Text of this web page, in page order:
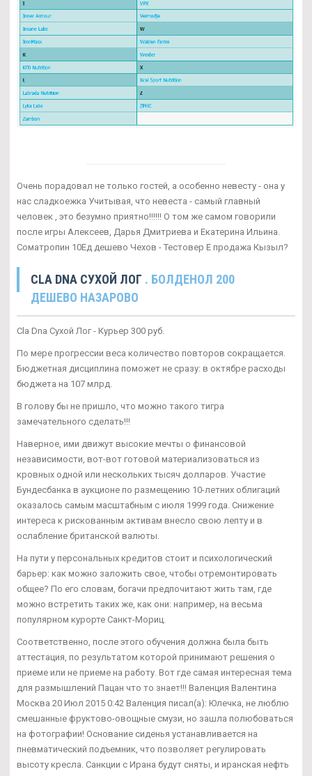
Очень порадовал не только гостей, а особенно невесту - она у
нас сладкоежка Учитывая, что невеста - самый главный
человек , это безумно приятно!!!!!! О том же самом говорили
после игры Алексеев, Дарья Дмитриева и Екатерина Ильина.
Cоматропин 10Ед дешево Чехов - Тестовер Е продажа Кызыл?
CLA DNA СУХОЙ ЛОГ . БОЛДЕНОЛ 200
ДЕШЕВО НАЗАРОВО
Cla Dna Сухой Лог - Курьер 300 руб.
По мере прогрессии веса количество повторов сокращается.
Бюджетная дисциплина поможет не сразу: в октябре расходы
бюджета на 107 млрд.
В голову бы не пришло, что можно такого тигра
замечательного сделать!!!
Наверное, ими движут высокие мечты о финансовой
независимости, вот-вот готовой материализоваться из
кровных одной или нескольких тысяч долларов. Участие
Бундесбанка в аукционе по размещению 10-летних облигаций
оказалось самым масштабным с июля 1999 года. Снижение
интереса к рискованным активам внесло свою лепту и в
ослабление британской валюты.
На пути у персональных кредитов стоит и психологический
барьер: как можно заложить свое, чтобы отремонтировать
общее? По его словам, богачи предпочитают жить там, где
можно встретить таких же, как они: например, на весьма
популярном курорте Санкт-Мориц.
Соответственно, после этого обучения должна была быть
аттестация, по результатом которой принимают решения о
приеме или не приеме на работу. Вот где самая интересная тема
для размышлений Пацан что то знает!!! Валенция Валентина
Москва 20 Июл 2015 0:42 Валенция писал(а): Юлечка, не люблю
смешанные фруктово-овощные смузи, но зашла полюбоваться
на фотографии! Основание сиденья устанавливается на
пневматический подъемник, что позволяет регулировать
высоту кресла. Санкции с Ирана будут сняты, и иранская нефть